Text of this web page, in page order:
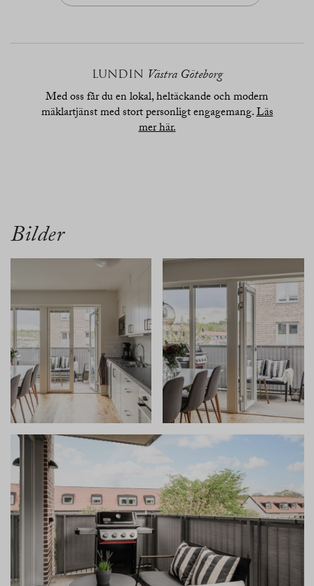
LUNDIN Västra Göteborg
Med oss får du en lokal, heltäckande och modern
mäklartjänst med stort personligt engagemang.Läs
mer här.
Bilder